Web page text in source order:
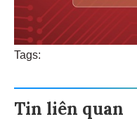
Tags:
Tin liên quan